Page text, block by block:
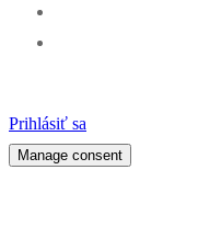
Prihlásiť sa
Manage consent